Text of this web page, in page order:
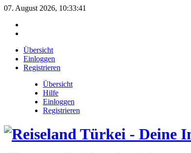
07. August 2026, 10:33:41
Übersicht
Einloggen
Registrieren
Übersicht
Hilfe
Einloggen
Registrieren